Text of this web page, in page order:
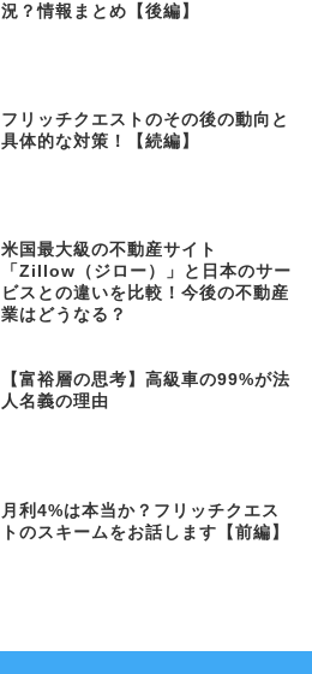
況？情報まとめ【後編】
フリッチクエストのその後の動向と
具体的な対策！【続編】
米国最大級の不動産サイト
「Zillow（ジロー）」と日本のサー
ビスとの違いを比較！今後の不動産
業はどうなる？
【富裕層の思考】高級車の99%が法
人名義の理由
月利4%は本当か？フリッチクエス
トのスキームをお話します【前編】